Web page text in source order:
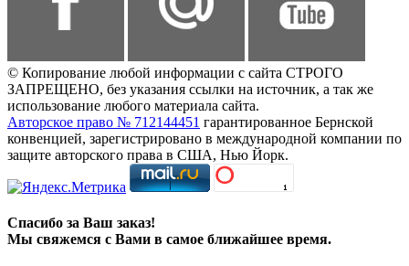
© Копирование любой информации с сайта СТРОГО
ЗАПРЕЩЕНО, без указания ссылки на источник, а так же
использование любого материала сайта.
Авторское право № 712144451 гарантированное Бернской
конвенцией, зарегистрировано в международной компании по
защите авторского права в США, Нью Йорк.
Спасибо за Ваш заказ!
Мы свяжемся с Вами в самое ближайшее время.